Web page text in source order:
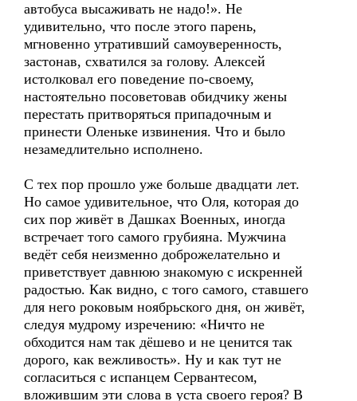
автобуса высаживать не надо!». Не
удивительно, что после этого парень,
мгновенно утративший самоуверенность,
застонав, схватился за голову. Алексей
истолковал его поведение по-своему,
настоятельно посоветовав обидчику жены
перестать притворяться припадочным и
принести Оленьке извинения. Что и было
незамедлительно исполнено.
С тех пор прошло уже больше двадцати лет.
Но самое удивительное, что Оля, которая до
сих пор живёт в Дашках Военных, иногда
встречает того самого грубияна. Мужчина
ведёт себя неизменно доброжелательно и
приветствует давнюю знакомую с искренней
радостью. Как видно, с того самого, ставшего
для него роковым ноябрьского дня, он живёт,
следуя мудрому изречению: «Ничто не
обходится нам так дёшево и не ценится так
дорого, как вежливость». Ну и как тут не
согласиться с испанцем Сервантесом,
вложившим эти слова в уста своего героя? В